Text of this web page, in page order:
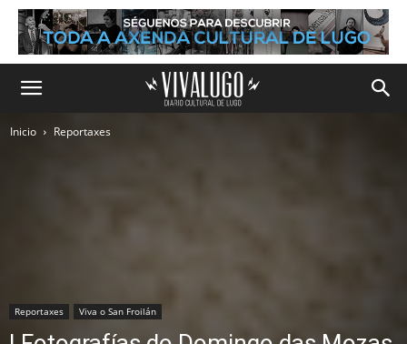
Inicio Reportaxes
Reportaxes Viva o San Froilán